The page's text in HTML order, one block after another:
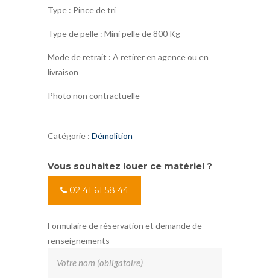
Type : Pince de tri
Type de pelle : Mini pelle de 800 Kg
Mode de retrait : A retirer en agence ou en
livraison
Photo non contractuelle
Catégorie : Démolition
Vous souhaitez louer ce matériel ?
02 41 61 58 44
Formulaire de réservation et demande de
renseignements